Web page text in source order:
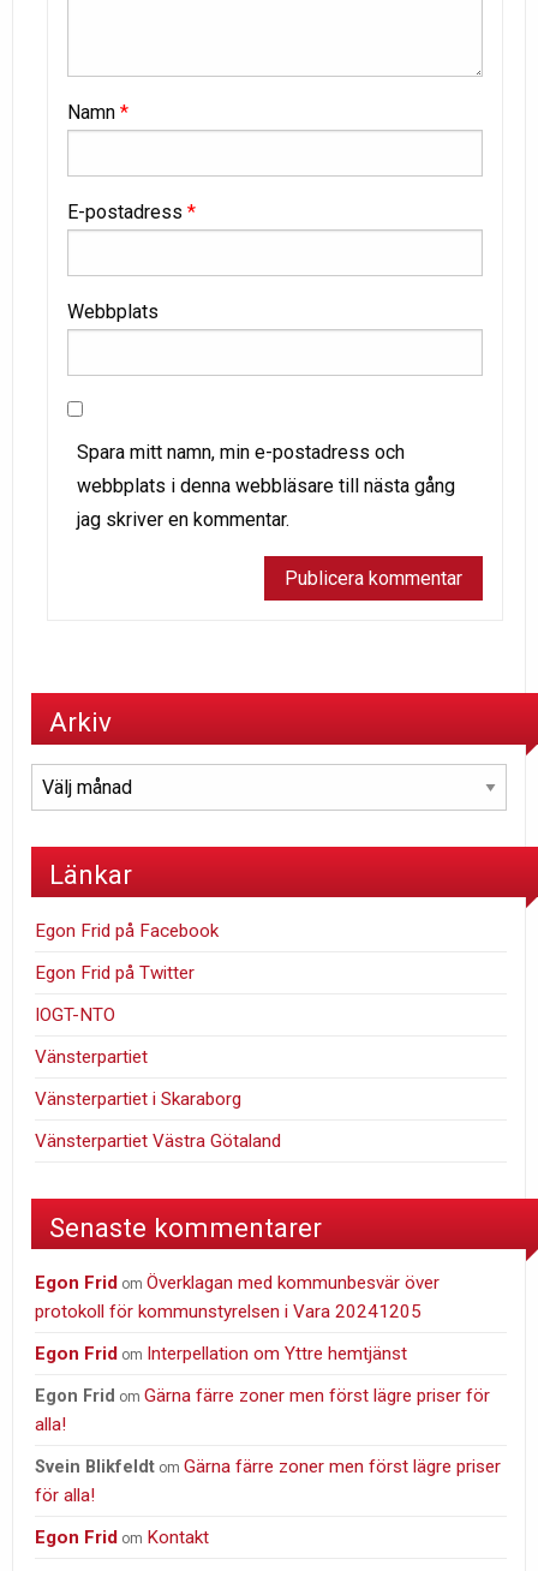
Namn *
E-postadress *
Webbplats
Spara mitt namn, min e-postadress och
webbplats i denna webbläsare till nästa gång
jag skriver en kommentar.
Arkiv
Arkiv
Länkar
Egon Frid på Facebook
Egon Frid på Twitter
IOGT-NTO
Vänsterpartiet
Vänsterpartiet i Skaraborg
Vänsterpartiet Västra Götaland
Senaste kommentarer
Egon Frid omÖverklagan med kommunbesvär över
protokoll för kommunstyrelsen i Vara 20241205
Egon Frid om Interpellation om Yttre hemtjänst
Egon Frid omGärna färre zoner men först lägre priser för
alla!
Svein Blikfeldt omGärna färre zoner men först lägre priser
för alla!
Egon Frid om Kontakt